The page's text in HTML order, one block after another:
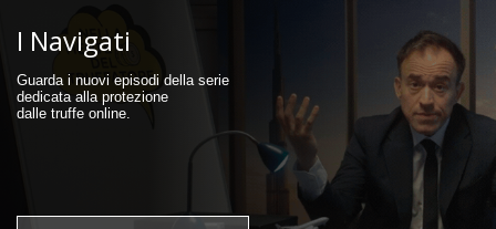
I Navigati
Guarda i nuovi episodi della serie
dedicata alla protezione
dalle truffe online.